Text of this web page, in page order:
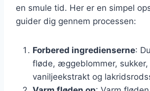
en smule tid. Her er en simpel
guider dig gennem processen:
Forbered ingredienserne:
fløde, æggeblommer, sukker,
vaniljeekstrakt og